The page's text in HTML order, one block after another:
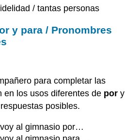
/ tantas personas
y para / Pronombres
para completar las
en los usos diferentes de por y
posibles.
al gimnasio por…